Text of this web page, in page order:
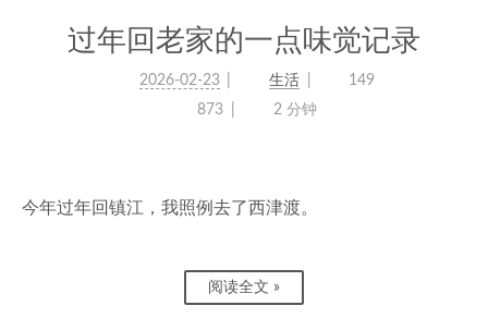
过年回老家的一点味觉记录
2026-02-23 生活
149
873
2 分钟
今年过年回镇江，我照例去了西津渡。
阅读全文 »